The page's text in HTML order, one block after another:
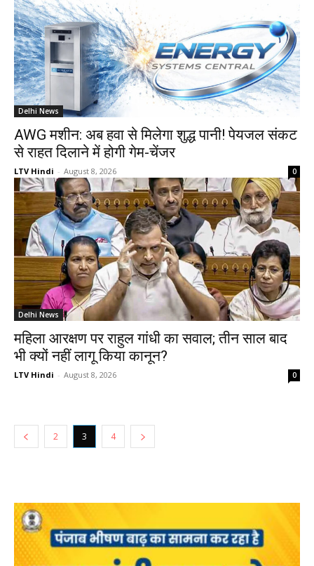
Delhi News
AWG मशीन: अब हवा से मिलेगा शुद्ध पानी! पेयजल संकट
से राहत दिलाने में होगी गेम-चेंजर
LTV Hindi - August 8, 2026 0
Delhi News
महिला आरक्षण पर राहुल गांधी का सवाल; तीन साल बाद
भी क्यों नहीं लागू किया कानून?
LTV Hindi - August 8, 2026 0
2 3 4